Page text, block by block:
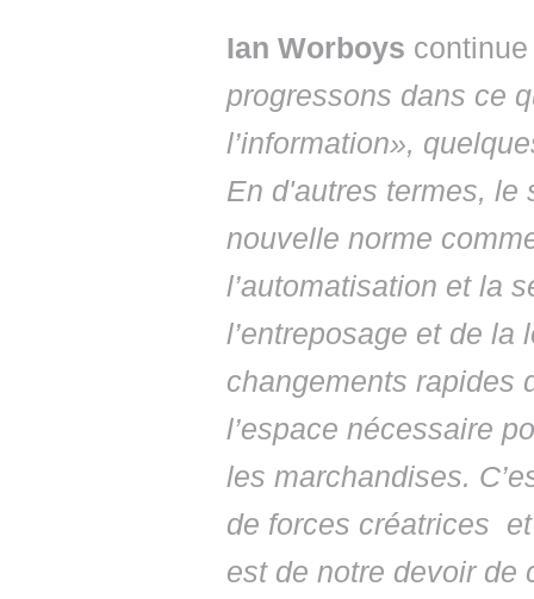
Ian Worboys
progressons dans ce
l’information»,
En d'autres termes,
nouvelle norme
l’automatisation et la
l’entreposage et de
changements rapides
l’espace nécessaire
les marchandises.
de forces créatrices
est de notre devoir de